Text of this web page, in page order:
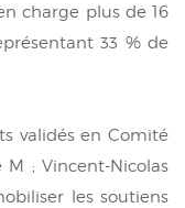
charge plus de 16
33 % de
validés en Comité
; Vincent-Nicolas
les soutiens